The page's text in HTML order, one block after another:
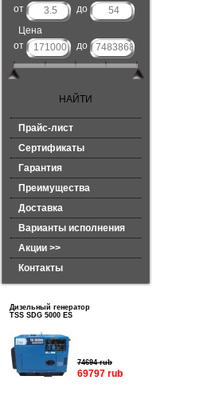
от
до
Цена
от
до
Прайс-лист
Сертификаты
Гарантия
Преимущества
Доставка
Варианты исполнения
Акции >>
Контакты
Дизельный генератор
TSS SDG 5000 ES
74694 rub
69797 rub